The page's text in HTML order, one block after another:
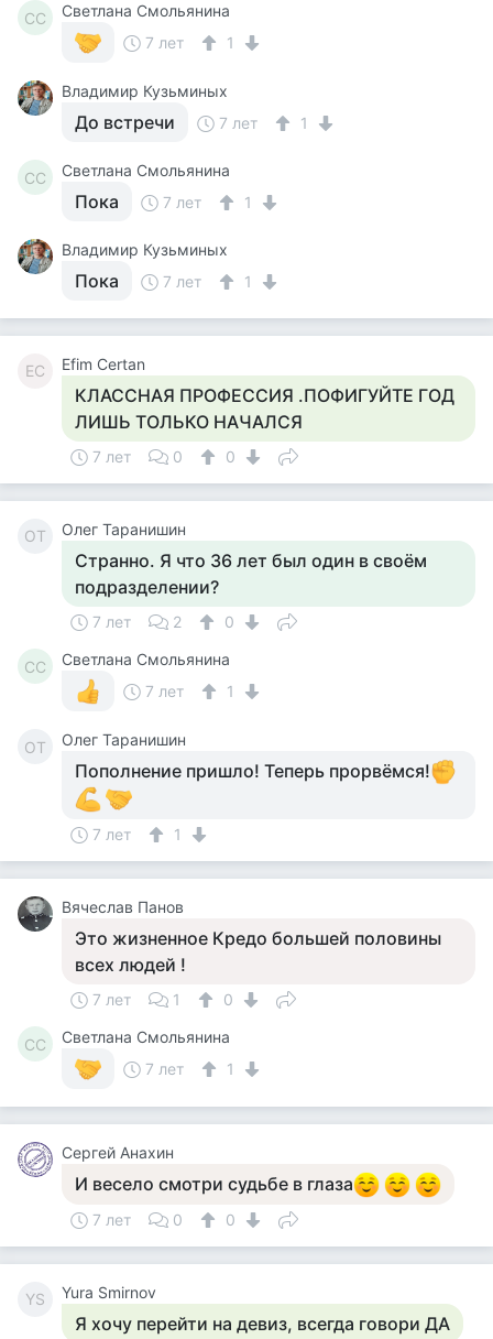
СС
Светлана Смольянина
7 лет
1
Владимир Кузьминых
До встречи 7 лет 1
СС Светлана Смольянина
Пока 7 лет 1
Владимир Кузьминых
Пока 7 лет 1
EC Efim Certan
КЛАССНАЯ ПРОФЕССИЯ .ПОФИГУЙТЕ ГОД
ЛИШЬ ТОЛЬКО НАЧАЛСЯ
7 лет 0 0
ОТ Олег Таранишин
Странно. Я что 36 лет был один в своём
подразделении?
7 лет 2 0
СС
Светлана Смольянина
7 лет
1
ОТ Олег Таранишин
Пополнение пришло! Теперь прорвёмся!
7 лет 1
Вячеслав Панов
Это жизненное Кредо большей половины
всех людей !
7 лет 1 0
СС
Светлана Смольянина
7 лет
1
Сергей Анахин
И весело смотри судьбе в глаза
7 лет 0 0
YS Yura Smirnov
Я хочу перейти на девиз, всегда говори ДА